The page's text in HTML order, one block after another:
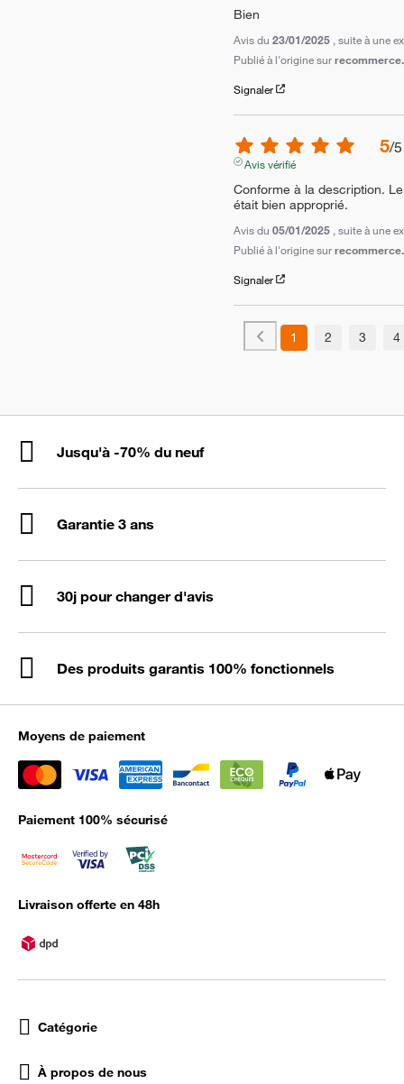
Bien
Avis du 23/01/2025 , suite à une
Publié à l'origine sur
Signaler
5/5
Avis vérifié
Conforme à la description.
était bien approprié.
Avis du 05/01/2025 , suite à une
Publié à l'origine sur
Signaler
1 2 3 4
Jusqu'à -70% du neuf
Garantie 3 ans
30j pour changer d'avis
Des produits garantis 100% fonctionnels
Moyens de paiement
Paiement 100% sécurisé
Livraison offerte en 48h
Catégorie
À propos de nous